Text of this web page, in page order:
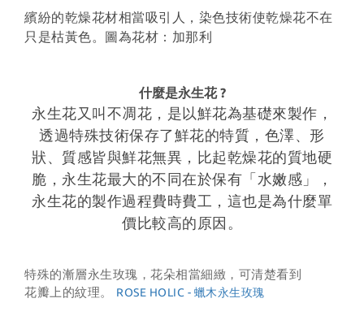
繽紛的乾燥花材相當吸引人， 染色技術使乾燥花不在
只是枯黃色。圖為花材：加那利
什麼是永生花 ?
永生花又叫不凋花，是以鮮花為基礎來製作，
透過特殊技術保存了鮮花的特質，色澤、形
狀、質感皆與鮮花無異，比起乾燥花的質地硬
脆，永生花最大的不同在於保有「水嫩感」，
永生花的製作過程費時費工，這也是為什麼單
價比較高的原因。
特殊的漸層永生玫瑰，花朵相當細緻，可清楚看到
花瓣上的紋理。 ROSE HOLIC - 蠟木永生玫瑰